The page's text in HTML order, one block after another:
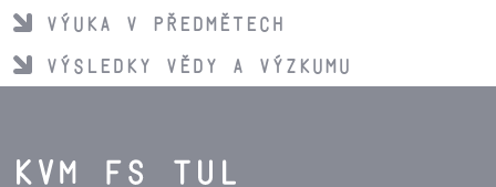
Výuka v předmětech
VÝSLEDKY VĚDY A VÝZKUMU